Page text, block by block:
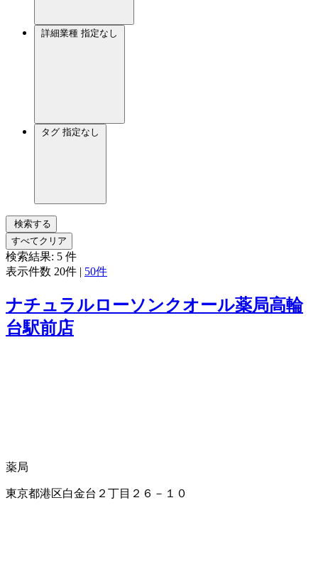
詳細業種 指定なし
タグ 指定なし
検索する
すべてクリア
検索結果: 5 件
表示件数 20件 | 50件
ナチュラルローソンクオール薬局高輪
台駅前店
薬局
東京都港区白金台２丁目２６－１０